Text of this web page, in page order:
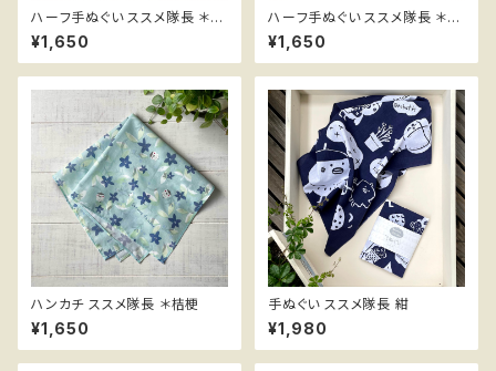
ハーフ手ぬぐい ススメ隊長 ＊梅
の花
¥1,650
ハーフ手ぬぐい ススメ隊長 ＊ま
んじゅう
¥1,650
ハンカチ ススメ隊長 ＊桔梗
¥1,650
手ぬぐい ススメ隊長 紺
¥1,980